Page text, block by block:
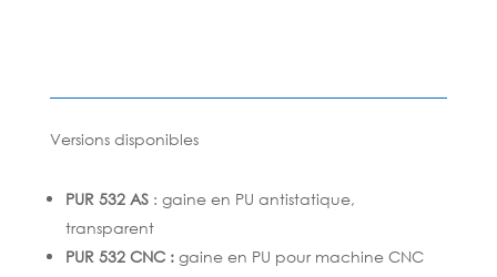
Versions disponibles
PUR 532 AS: gaine en PU antistatique,
transparent
PUR 532 CNC : gaine en PU pour machine CNC